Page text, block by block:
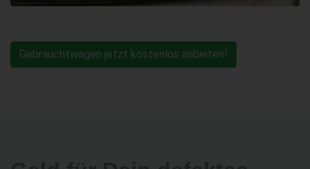
Gebrauchtwagen jetzt kostenlos anbieten!